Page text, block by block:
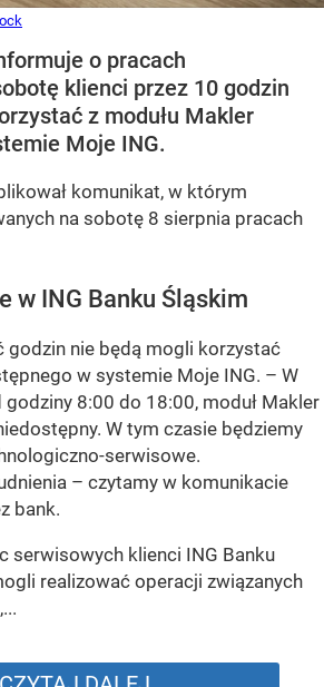
o pracach
klienci przez 10 godzin
z modułu Makler
Moje ING.
komunikat, w którym
na sobotę 8 sierpnia pracach
w ING Banku Śląskim
godzin nie będą mogli korzystać
w systemie Moje ING. – W
8:00 do 18:00, moduł Makler
W tym czasie będziemy
serwisowe.
– czytamy w komunikacie
bank.
serwisowych klienci ING Banku
realizować operacji związanych